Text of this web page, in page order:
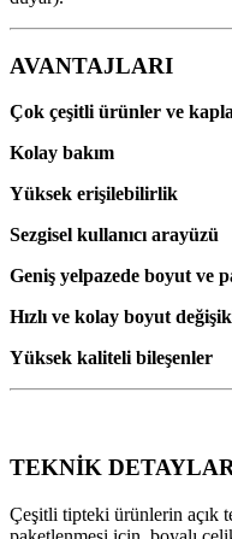
AVANTAJLARI
Çok çeşitli ürünler ve
Kolay bakım
Yüksek erişilebilirlik
Sezgisel kullanıcı arayüzü
Geniş yelpazede boyut ve
Hızlı ve kolay boyut
Yüksek kaliteli bileşenler
TEKNİK
Çeşitli tipteki ürünlerin açık